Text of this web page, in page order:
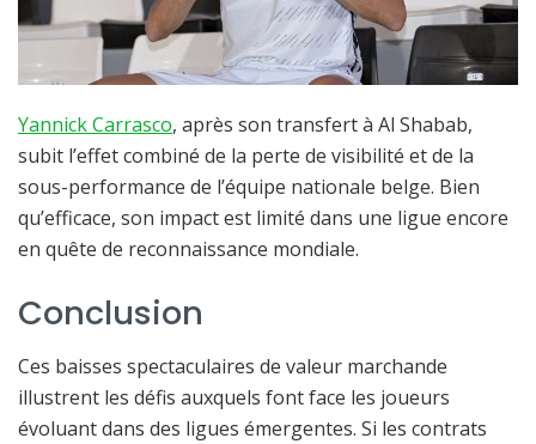
Yannick Carrasco, après son transfert à Al Shabab,
subit l’effet combiné de la perte de visibilité et de la
sous-performance de l’équipe nationale belge. Bien
qu’efficace, son impact est limité dans une ligue encore
en quête de reconnaissance mondiale.
Conclusion
Ces baisses spectaculaires de valeur marchande
illustrent les défis auxquels font face les joueurs
évoluant dans des ligues émergentes. Si les contrats